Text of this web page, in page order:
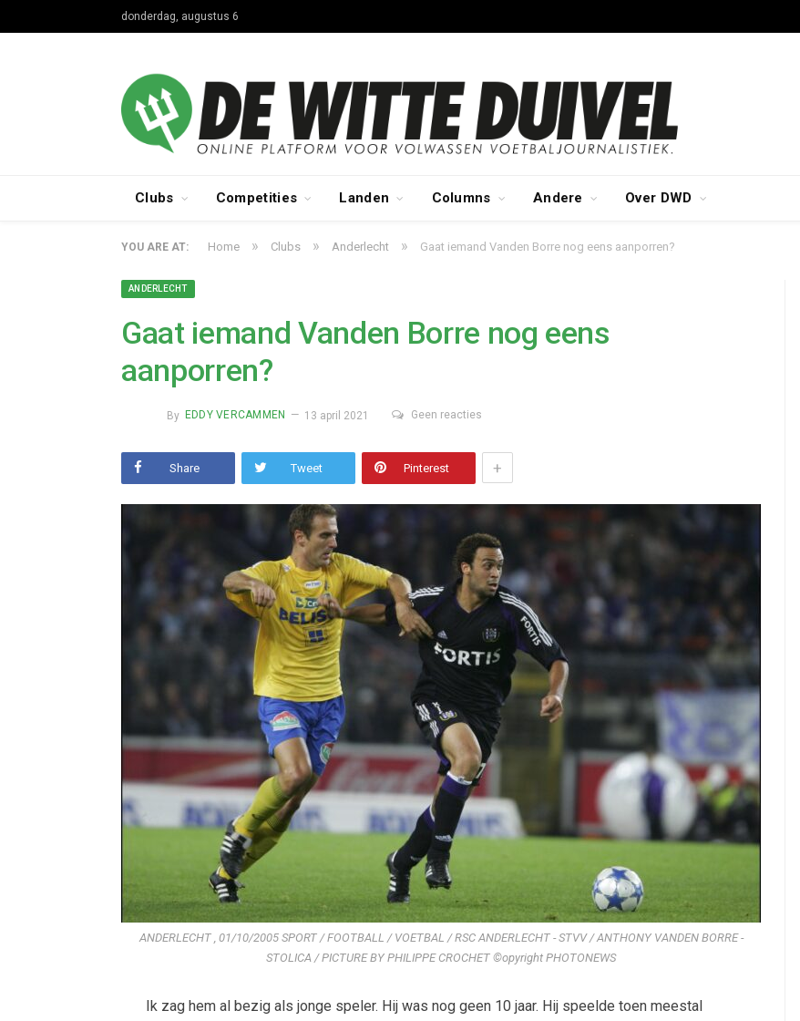
donderdag, augustus 6
Clubs Competities Landen Columns Andere Over DWD
YOU ARE AT: Home » Clubs » Anderlecht » Gaat iemand Vanden Borre nog eens aanporren?
ANDERLECHT
Gaat iemand Vanden Borre nog eens
aanporren?
By EDDY VERCAMMEN 13 april 2021 Geen reacties
Share Tweet Pinterest +
ANDERLECHT , 01/10/2005 SPORT / FOOTBALL / VOETBAL / RSC ANDERLECHT - STVV / ANTHONY VANDEN BORRE -
STOLICA / PICTURE BY PHILIPPE CROCHET ©opyright PHOTONEWS
Ik zag hem al bezig als jonge speler. Hij was nog geen 10 jaar. Hij speelde toen meestal